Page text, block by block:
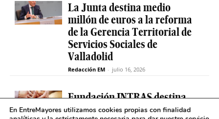
La Junta destina medio
millón de euros a la reforma
de la Gerencia Territorial de
Servicios Sociales de
Valladolid
Redacción EM - julio 16, 2026
Fundación INTRAS destina
6.000 euros a proyectos
En EntreMayores utilizamos cookies propias con finalidad